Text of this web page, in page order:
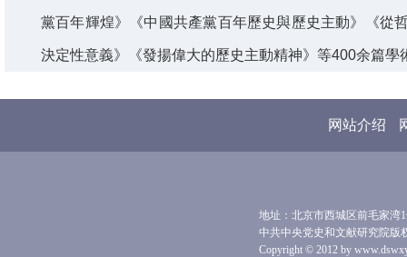
黨百年輝煌》《中國共產黨百年歷史與歷史主動》《從
決定性意義》《發揚偉大的歷史主動精神》等400余篇學
网站介绍
地址：北京市西城区前毛家湾
中共中央党史和文献研究院版
Copyright © 2012 by